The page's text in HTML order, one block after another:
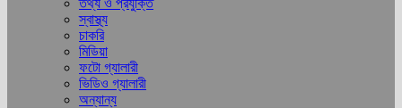
তথ্য ও প্রযুক্তি
স্বাস্থ্য
চাকরি
মিডিয়া
ফটো গ্যালারী
ভিডিও গ্যালারী
অন্যান্য